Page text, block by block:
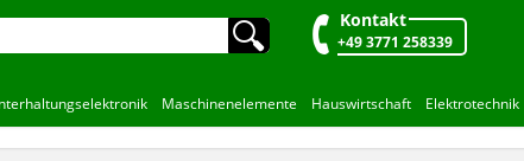
🔍︎ Kontakt
+49 3771 258339
Maschinenelemente Hauswirtschaft Elektrotechnik